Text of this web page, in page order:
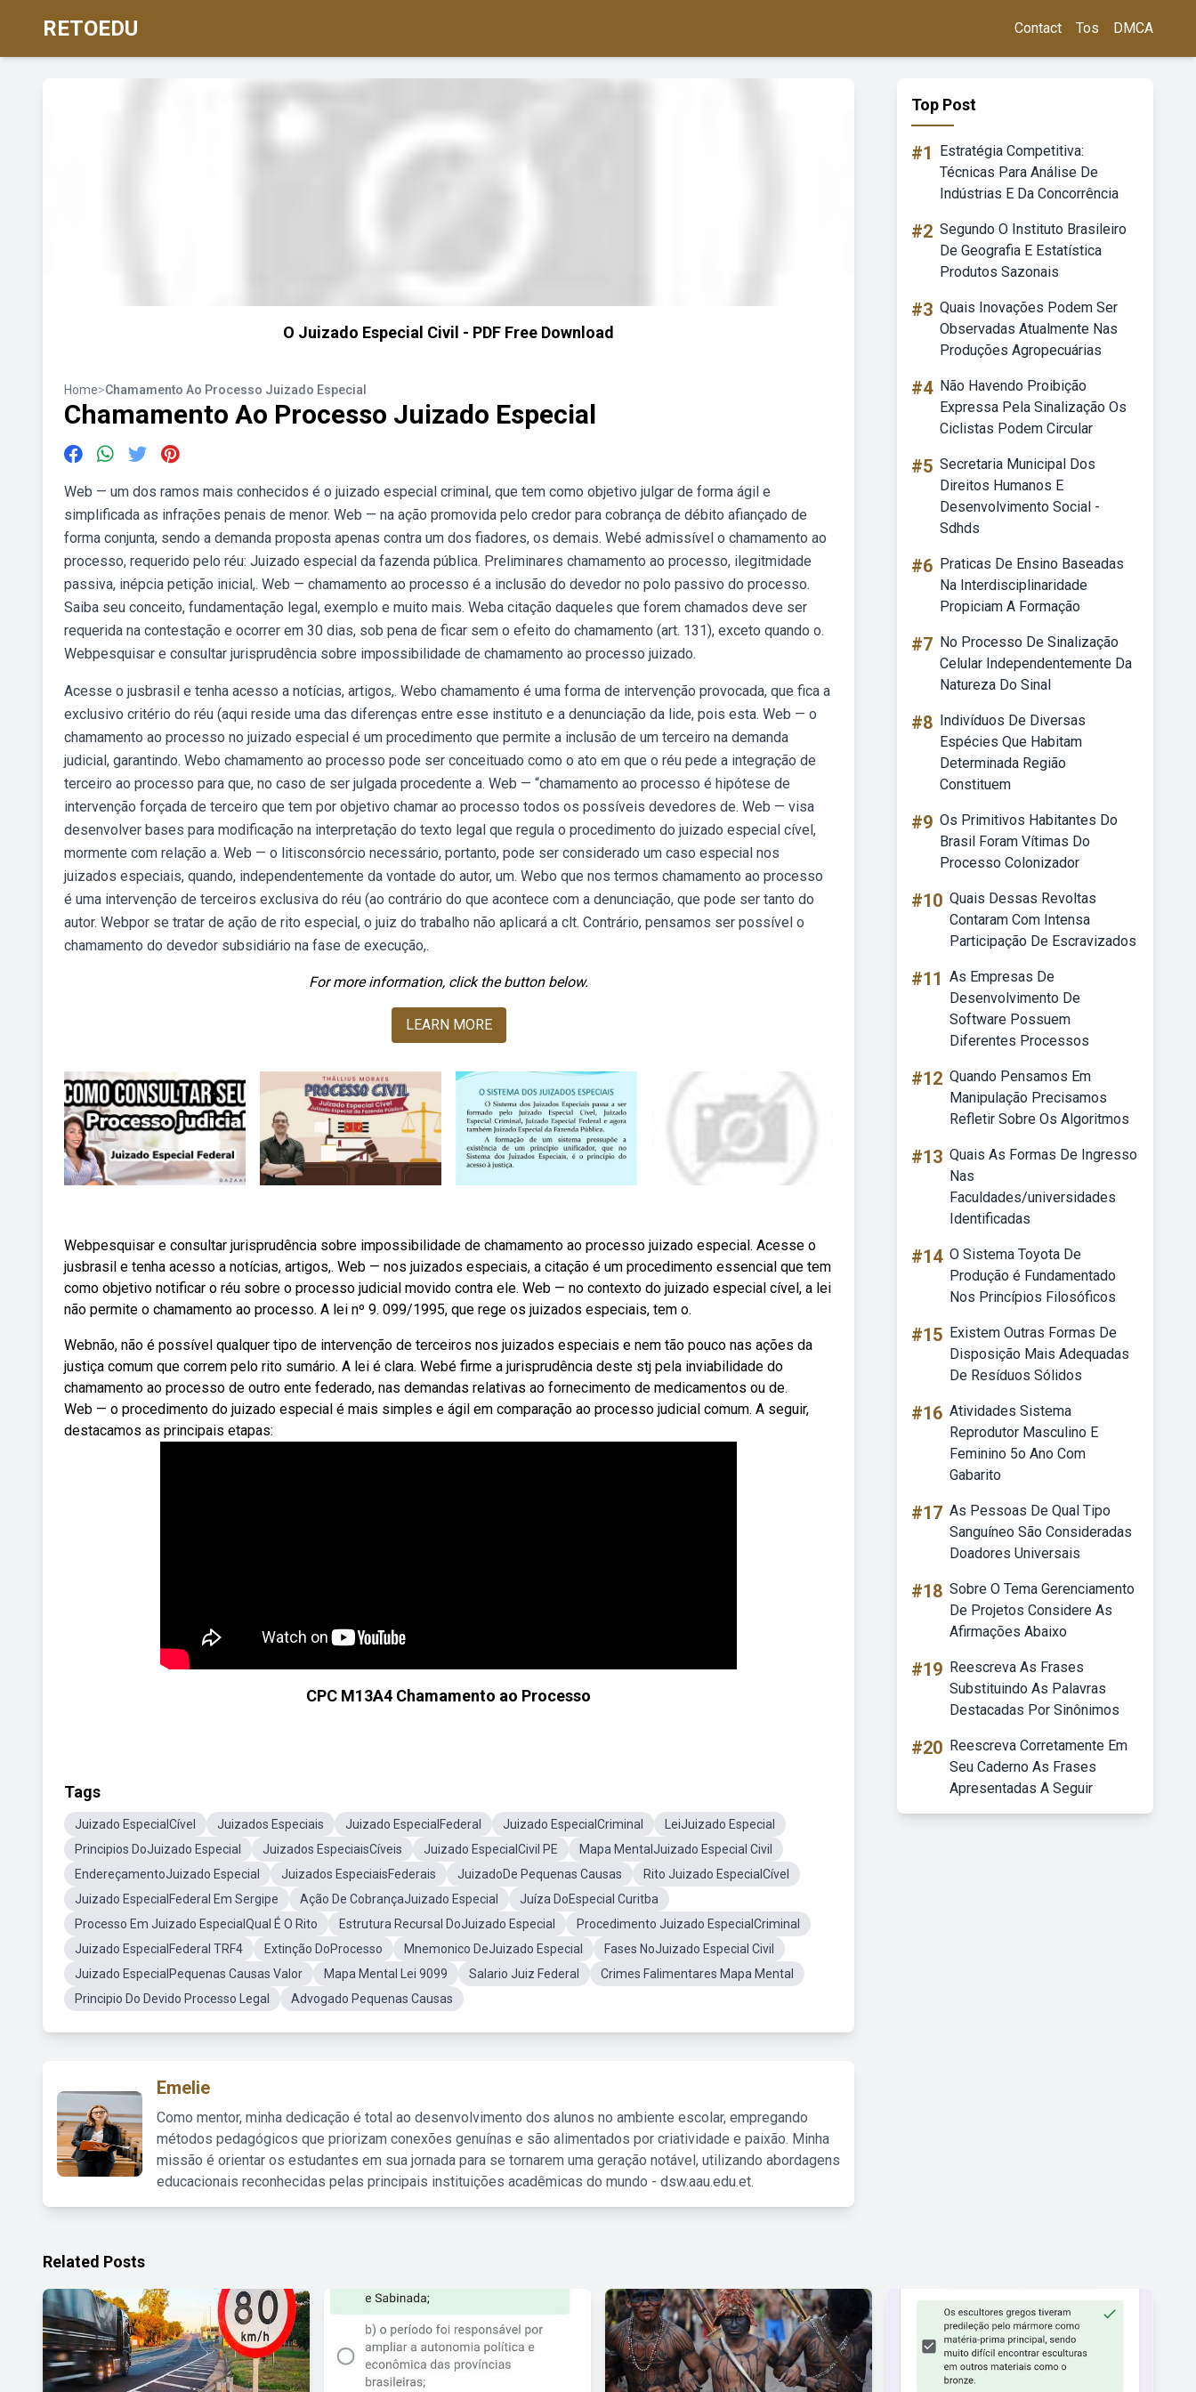
RETOEDU Contact Tos DMCA
O Juizado Especial Civil - PDF Free Download
Home>Chamamento Ao Processo Juizado Especial
Chamamento Ao Processo Juizado Especial
Web — um dos ramos mais conhecidos é o juizado especial criminal, que tem como objetivo julgar de forma ágil e
simplificada as infrações penais de menor. Web — na ação promovida pelo credor para cobrança de débito afiançado de
forma conjunta, sendo a demanda proposta apenas contra um dos fiadores, os demais. Webé admissível o chamamento ao
processo, requerido pelo réu: Juizado especial da fazenda pública. Preliminares chamamento ao processo, ilegitmidade
passiva, inépcia petição inicial,. Web — chamamento ao processo é a inclusão do devedor no polo passivo do processo.
Saiba seu conceito, fundamentação legal, exemplo e muito mais. Weba citação daqueles que forem chamados deve ser
requerida na contestação e ocorrer em 30 dias, sob pena de ficar sem o efeito do chamamento (art. 131), exceto quando o.
Webpesquisar e consultar jurisprudência sobre impossibilidade de chamamento ao processo juizado.
Acesse o jusbrasil e tenha acesso a notícias, artigos,. Webo chamamento é uma forma de intervenção provocada, que fica a
exclusivo critério do réu (aqui reside uma das diferenças entre esse instituto e a denunciação da lide, pois esta. Web — o
chamamento ao processo no juizado especial é um procedimento que permite a inclusão de um terceiro na demanda
judicial, garantindo. Webo chamamento ao processo pode ser conceituado como o ato em que o réu pede a integração de
terceiro ao processo para que, no caso de ser julgada procedente a. Web — “chamamento ao processo é hipótese de
intervenção forçada de terceiro que tem por objetivo chamar ao processo todos os possíveis devedores de. Web — visa
desenvolver bases para modificação na interpretação do texto legal que regula o procedimento do juizado especial cível,
mormente com relação a. Web — o litisconsórcio necessário, portanto, pode ser considerado um caso especial nos
juizados especiais, quando, independentemente da vontade do autor, um. Webo que nos termos chamamento ao processo
é uma intervenção de terceiros exclusiva do réu (ao contrário do que acontece com a denunciação, que pode ser tanto do
autor. Webpor se tratar de ação de rito especial, o juiz do trabalho não aplicará a clt. Contrário, pensamos ser possível o
chamamento do devedor subsidiário na fase de execução,.
For more information, click the button below.
LEARN MORE
Webpesquisar e consultar jurisprudência sobre impossibilidade de chamamento ao processo juizado especial. Acesse o
jusbrasil e tenha acesso a notícias, artigos,. Web — nos juizados especiais, a citação é um procedimento essencial que tem
como objetivo notificar o réu sobre o processo judicial movido contra ele. Web — no contexto do juizado especial cível, a lei
não permite o chamamento ao processo. A lei nº 9. 099/1995, que rege os juizados especiais, tem o.
Webnão, não é possível qualquer tipo de intervenção de terceiros nos juizados especiais e nem tão pouco nas ações da
justiça comum que correm pelo rito sumário. A lei é clara. Webé firme a jurisprudência deste stj pela inviabilidade do
chamamento ao processo de outro ente federado, nas demandas relativas ao fornecimento de medicamentos ou de.
Web — o procedimento do juizado especial é mais simples e ágil em comparação ao processo judicial comum. A seguir,
destacamos as principais etapas:
CPC M13A4 Chamamento ao Processo
Tags
Juizado EspecialCível Juizados Especiais Juizado EspecialFederal Juizado EspecialCriminal
LeiJuizado Especial
Principios DoJuizado Especial
Juizados EspeciaisCíveis Juizado EspecialCivil PE
Mapa MentalJuizado Especial Civil
EndereçamentoJuizado Especial
Juizados EspeciaisFederais JuizadoDe Pequenas Causas
Rito Juizado EspecialCível
Juizado EspecialFederal Em Sergipe
Ação De CobrançaJuizado Especial
Juíza DoEspecial Curitba
Processo Em Juizado EspecialQual É O Rito
Estrutura Recursal DoJuizado Especial
Procedimento Juizado EspecialCriminal
Juizado EspecialFederal TRF4
Extinção DoProcesso Mnemonico DeJuizado Especial
Fases NoJuizado Especial Civil
Juizado EspecialPequenas Causas Valor
Mapa Mental Lei 9099 Salario Juiz Federal
Crimes Falimentares Mapa Mental
Principio Do Devido Processo Legal
Advogado Pequenas Causas
Emelie
Como mentor, minha dedicação é total ao desenvolvimento dos alunos no ambiente escolar, empregando
métodos pedagógicos que priorizam conexões genuínas e são alimentados por criatividade e paixão. Minha
missão é orientar os estudantes em sua jornada para se tornarem uma geração notável, utilizando abordagens
educacionais reconhecidas pelas principais instituições acadêmicas do mundo - dsw.aau.edu.et.
Top Post
#1
Estratégia Competitiva:
Técnicas Para Análise De
Indústrias E Da Concorrência
#2 Segundo O Instituto Brasileiro
De Geografia E Estatística
Produtos Sazonais
#3 Quais Inovações Podem Ser
Observadas Atualmente Nas
Produções Agropecuárias
#4 Não Havendo Proibição
Expressa Pela Sinalização Os
Ciclistas Podem Circular
#5 Secretaria Municipal Dos
Direitos Humanos E
Desenvolvimento Social -
Sdhds
#6 Praticas De Ensino Baseadas
Na Interdisciplinaridade
Propiciam A Formação
#7 No Processo De Sinalização
Celular Independentemente Da
Natureza Do Sinal
#8 Indivíduos De Diversas
Espécies Que Habitam
Determinada Região
Constituem
#9 Os Primitivos Habitantes Do
Brasil Foram Vítimas Do
Processo Colonizador
#10 Quais Dessas Revoltas
Contaram Com Intensa
Participação De Escravizados
#11 As Empresas De
Desenvolvimento De
Software Possuem
Diferentes Processos
#12 Quando Pensamos Em
Manipulação Precisamos
Refletir Sobre Os Algoritmos
#13 Quais As Formas De Ingresso
Nas
Faculdades/universidades
Identificadas
#14 O Sistema Toyota De
Produção é Fundamentado
Nos Princípios Filosóficos
#15 Existem Outras Formas De
Disposição Mais Adequadas
De Resíduos Sólidos
#16 Atividades Sistema
Reprodutor Masculino E
Feminino 5o Ano Com
Gabarito
#17 As Pessoas De Qual Tipo
Sanguíneo São Consideradas
Doadores Universais
#18 Sobre O Tema Gerenciamento
De Projetos Considere As
Afirmações Abaixo
#19 Reescreva As Frases
Substituindo As Palavras
Destacadas Por Sinônimos
#20 Reescreva Corretamente Em
Seu Caderno As Frases
Apresentadas A Seguir
Related Posts